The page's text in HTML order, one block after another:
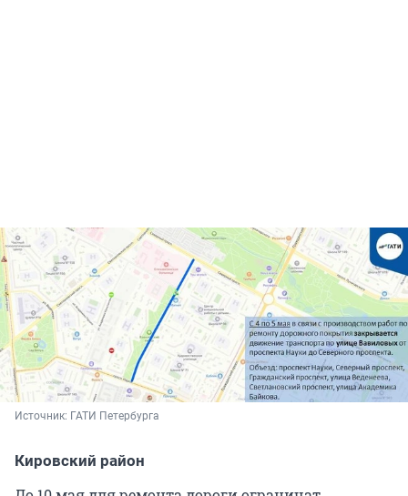
Источник: ГАТИ Петербурга
Кировский район